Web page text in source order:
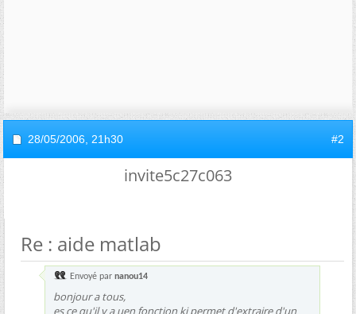
28/05/2006, 21h30 #2
invite5c27c063
Re : aide matlab
Envoyé par nanou14
bonjour a tous,
es ce qu'il y a uen fonction ki permet d'extraire d'un